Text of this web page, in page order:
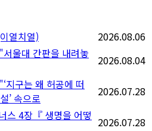
열치열)
2026.08.06
울대 간판을 내려놓
2026.08.04
지구는 왜 허공에 떠
’ 속으로
2026.07.28
스 4장『 생명을 어떻 2026.07.28